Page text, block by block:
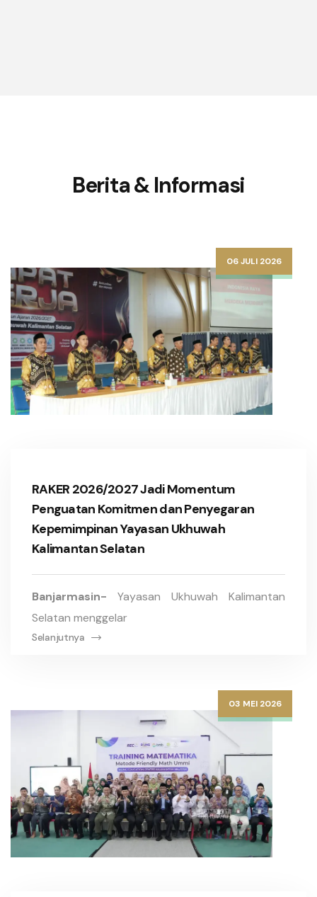
Berita & Informasi
06 JULI 2026
RAKER 2026/2027 Jadi Momentum
Penguatan Komitmen dan Penyegaran
Kepemimpinan Yayasan Ukhuwah
Kalimantan Selatan
Banjarmasin- Yayasan Ukhuwah Kalimantan
Selatan menggelar
Selanjutnya
03 MEI 2026